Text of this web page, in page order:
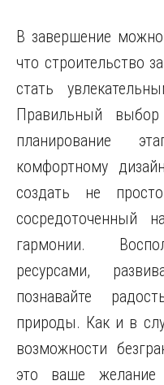
В завершение
что строительство
стать
Правильный выбор
планирование
комфортному
создать не
сосредоточенный
гармонии.
ресурсами,
познавайте
природы. Как и в
возможности
это ваше желание